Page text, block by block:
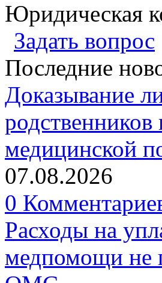
Юридическая
Задать вопрос
Последние
Доказывание
родственников
медицинской
07.08.2026
0
Расходы на
медпомощи не